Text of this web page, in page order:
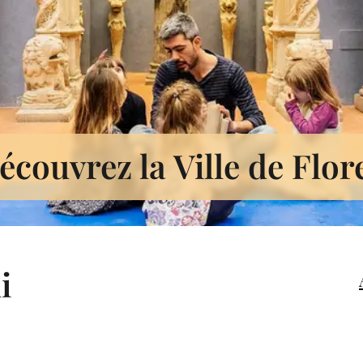
la Ville de